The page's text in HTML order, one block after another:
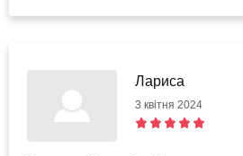
Лариса
3 квітня 2024